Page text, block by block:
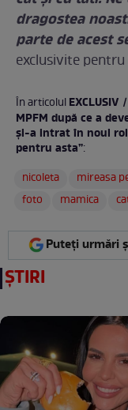
dragostea
parte de acest
exclusivite
În articolul
MPFM după ce a
și-a intrat în noul
pentru asta”:
nicoleta
mireasa
foto
mamica
Puteți urmări
ȘTIRI